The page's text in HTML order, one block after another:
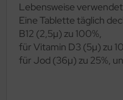
Lebensweise
Eine Tablette täglich
B12 (2,5µ) zu 100%,
für Vitamin D3 (5µ) zu
für Jod (36µ) zu 25%,